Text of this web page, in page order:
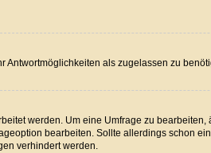
als zugelassen zu
werden. Um eine Umfrage zu
bearbeiten. Sollte allerdings schon
verhindert werden.